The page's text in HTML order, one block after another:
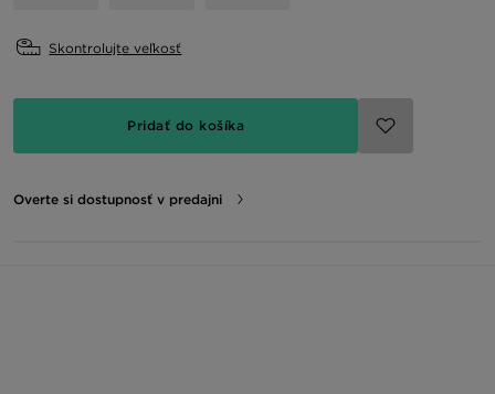
Skontrolujte veľkosť
Pridať do košíka
Overte si dostupnosť v predajni